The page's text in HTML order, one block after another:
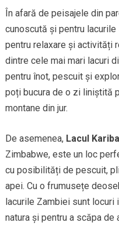
În afară de peisajele din
cunoscută și pentru
pentru relaxare și activități
dintre cele mai mari lacuri
pentru înot, pescuit și
poți bucura de o zi liniștită
montane din jur.
De asemenea, Lacul Kariba
Zimbabwe, este un loc
cu posibilități de pescuit,
apei. Cu o frumusețe
lacurile Zambiei sunt locuri
natura și pentru a scăpa de